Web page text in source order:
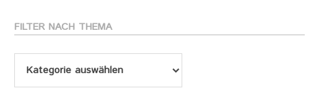
FILTER NACH THEMA
Filter